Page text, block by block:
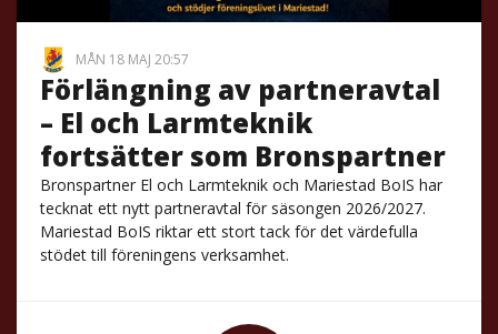
MÅN 18 MAJ 20:57
Förlängning av partneravtal
– El och Larmteknik
fortsätter som Bronspartner
Bronspartner El och Larmteknik och Mariestad BoIS har
tecknat ett nytt partneravtal för säsongen 2026/2027.
Mariestad BoIS riktar ett stort tack för det värdefulla
stödet till föreningens verksamhet.